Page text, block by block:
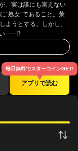
、実は誰にも言えない
処女”であること。茉
ようとする。しかし、
い——⁉︎
アプリで読む